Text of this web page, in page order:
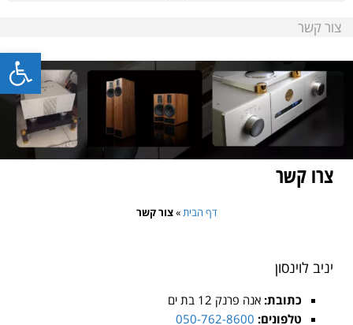
פתח
צור קשר
צרו קשר
דף הבית»צור קשר
יניב לוינסון
כתובת: אנה פרנק 12 בת ים
טלפונים: 050-762-8600